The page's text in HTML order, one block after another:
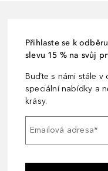
Přihlaste se k
slevu 15 % na svůj
Buďte s námi stále v
speciální nabídky a
krásy.
Emailová adresa*